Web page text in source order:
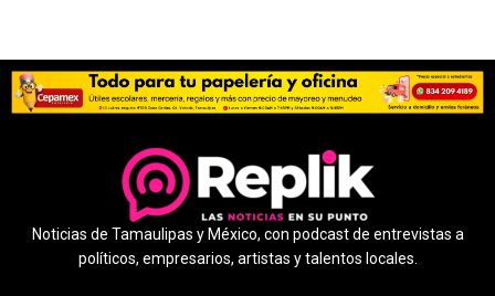
Noticias de Tamaulipas y México, con podcast de entrevistas a
políticos, empresarios, artistas y talentos locales.